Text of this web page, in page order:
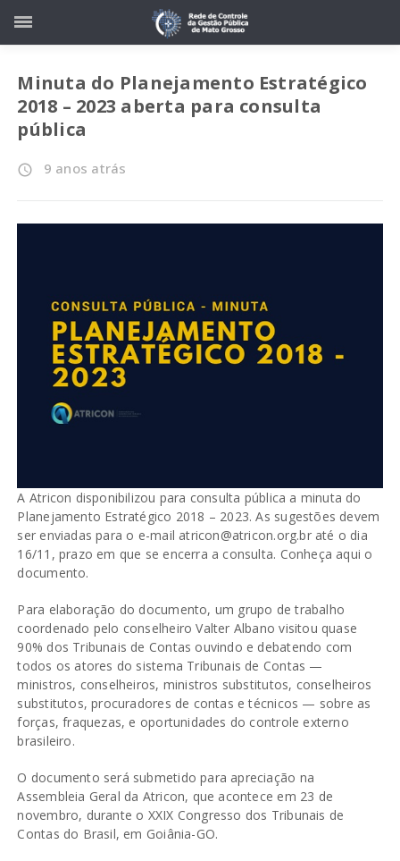
Minuta do Planejamento Estratégico
2018 – 2023 aberta para consulta
pública
access_time 9 anos atrás
A Atricon disponibilizou para consulta pública a minuta do
Planejamento Estratégico 2018 – 2023. As sugestões devem
ser enviadas para o e-mail atricon@atricon.org.br até o dia
16/11, prazo em que se encerra a consulta. Conheça aqui o
documento.
Para elaboração do documento, um grupo de trabalho
coordenado pelo conselheiro Valter Albano visitou quase
90% dos Tribunais de Contas ouvindo e debatendo com
todos os atores do sistema Tribunais de Contas —
ministros, conselheiros, ministros substitutos, conselheiros
substitutos, procuradores de contas e técnicos — sobre as
forças, fraquezas, e oportunidades do controle externo
brasileiro.
O documento será submetido para apreciação na
Assembleia Geral da Atricon, que acontece em 23 de
novembro, durante o XXIX Congresso dos Tribunais de
Contas do Brasil, em Goiânia-GO.